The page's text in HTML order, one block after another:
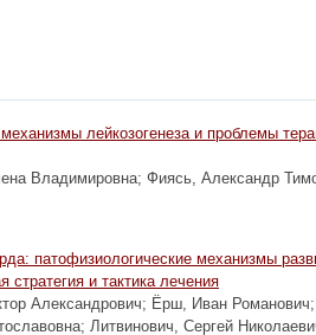
лейкозогенеза и проблемы
Владимировна; Фиясь, Александр
патофизиологические механизмы
стратегия и тактика лечения
Александрович; Ёрш, Иван Романович
; Литвинович, Сергей